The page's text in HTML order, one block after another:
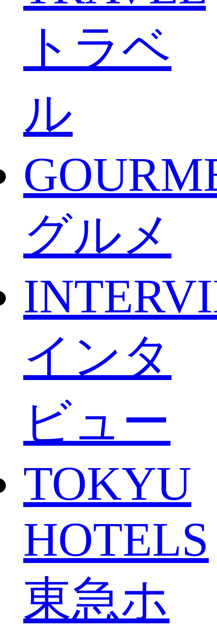
トラベ
ル
グルメ
インタ
ビュー
TOKYU
HOTELS
東急ホ